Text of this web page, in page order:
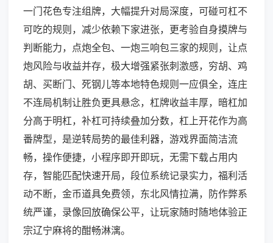
一门花色专注组牌，大幅提升对局深度，可碰可杠不
可吃的规则，减少依赖下家进张，更考验自身摸牌与
判断能力，点炮全包、一炮三响包三家的规则，让点
炮风险与收益并存，极大增强紧张刺激感，穷胡、鸡
胡、买断门、死钢儿等本地特色规则一应俱全，连庄
不连局机制让胜负更具悬念，杠牌收益丰厚，暗杠加
分高于明杠，补杠可持续叠加分数，杠上开花作为高
番牌型，是逆转局势的最佳利器，游戏界面简洁流
畅，操作便捷，小程序即开即玩，无需下载占用内
存，智能匹配快速开局，段位系统记录实力，福利活
动不断，金币道具免费领，东北风情拉满，防作弊系
统严谨，录像回放确保公平，让玩家随时随地体验正
宗辽宁麻将的酣畅淋漓。